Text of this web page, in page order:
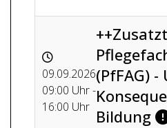
09.09.2026
09:00 Uhr -
16:00 Uhr
(PfFAG)
Bildung